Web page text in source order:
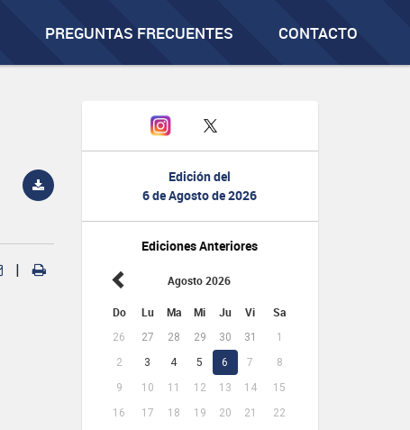
PREGUNTAS FRECUENTES CONTACTO
Edición del
6 de Agosto de 2026
Ediciones Anteriores
Agosto 2026
Do Lu Ma Mi Ju Vi Sa
26 27 28 29 30 31
1
2
3 4 5 6 7
8
9
10 11 12 13 14
15
16
17 18 19 20 21
22
|